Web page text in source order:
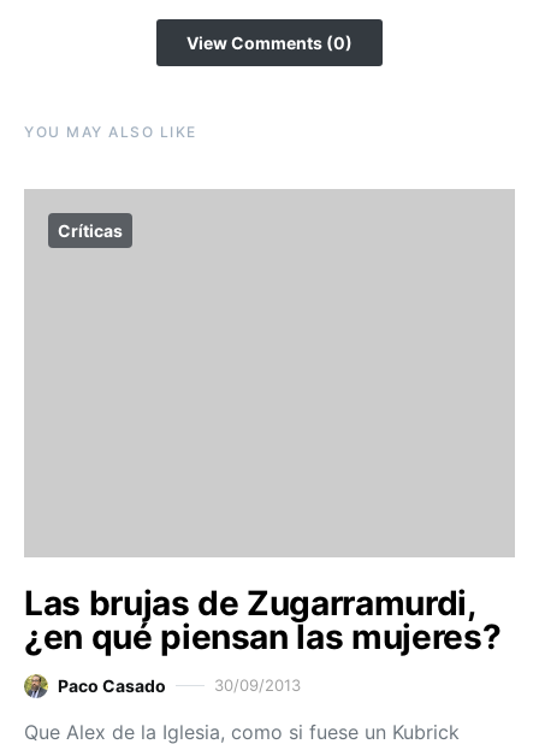
View Comments (0)
YOU MAY ALSO LIKE
Críticas
Las brujas de Zugarramurdi,
¿en qué piensan las mujeres?
Paco Casado 30/09/2013
Que Alex de la Iglesia, como si fuese un Kubrick